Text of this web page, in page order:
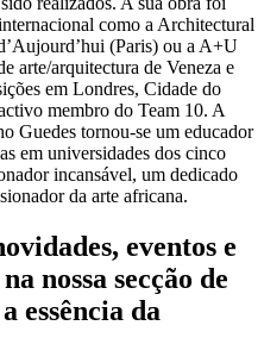
como a Architectural
(Paris) ou a A+U
arte/arquitectura de Veneza e
em Londres, Cidade do
membro do Team 10. A
Guedes tornou-se um educador
em universidades dos cinco
incansável, um dedicado
da arte africana.
, eventos e
na nossa secção de
essência da